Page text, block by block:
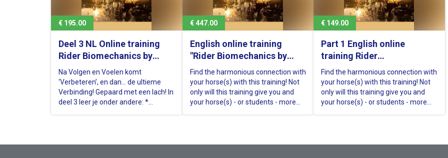
€ 195.00
Deel 3 NL Online training
Rider Biomechanics by
Roos Dyson' - Nederlandse
versie
Na Volgen en Voelen komt
‘Verbeteren’, en dan... de ultieme
Verbinding! Gepaard met een lach! In
deel 3 leer je onder andere: *
€ 447.00
English online training
"Rider Biomechanics by
Roos Dyson"
Find the harmonious connection with
your horse(s) with this training! Not
only will this training give you and
your horse(s) - or students - more
€ 149.00
Part 1 English online
training Rider
Biomechanics by Roos
Dyson'
Find the harmonious connection with
your horse(s) with this training! Not
only will this training give you and
your horse(s) - or students - more